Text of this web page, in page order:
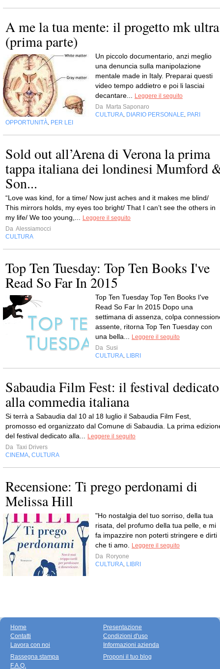
A me la tua mente: il progetto mk ultra
(prima parte)
Un piccolo documentario, anzi meglio
una denuncia sulla manipolazione
mentale made in Italy. Preparai questi
video tempo addietro e poi li lasciai
decantare...
Leggere il seguito
Da Marta Saponaro
CULTURA DIARIO PERSONALE PARI
OPPORTUNITÀ PER LEI
Sold out all’Arena di Verona la prima
tappa italiana dei londinesi Mumford
Son...
“Love was kind, for a time/ Now just aches and it makes me blind/
This mirrors holds, my eyes too bright/ That I can’t see the others in
my life/ We too young,...
Leggere il seguito
Da Alessiamocci
CULTURA
Top Ten Tuesday: Top Ten Books I've
Read So Far In 2015
Top Ten Tuesday Top Ten Books I've
Read So Far In 2015 Dopo una
settimana di assenza, colpa
assente, ritorna Top Ten Tuesday con
una bella...
Leggere il seguito
Da Susi
CULTURA LIBRI
Sabaudia Film Fest: il festival dedicato
alla commedia italiana
Si terrà a Sabaudia dal 10 al 18 luglio il Sabaudia Film Fest,
promosso ed organizzato dal Comune di Sabaudia. La prima
del festival dedicato alla...
Leggere il seguito
Da Taxi Drivers
CINEMA CULTURA
Recensione: Ti prego perdonami di
Melissa Hill
"Ho nostalgia del tuo sorriso, della tua
risata, del profumo della tua pelle, e mi
fa impazzire non poterti stringere e dirti
che ti amo.
Leggere il seguito
Da Roryone
CULTURA LIBRI
Home
Contatti
Lavora con noi
Presentazione
Condizioni d'uso
Informazioni azienda
Rassegna stampa
F.A.Q.
Proponi il tuo blog